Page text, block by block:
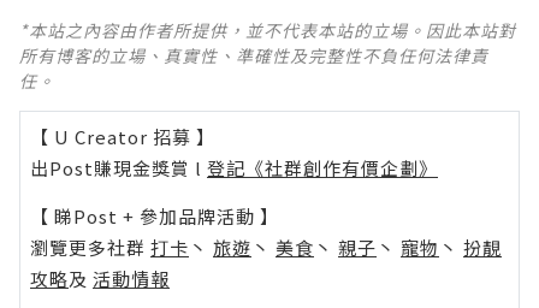
*本站之內容由作者所提供，並不代表本站的立場。因此本站對
所有博客的立場、真實性、準確性及完整性不負任何法律責
任。
【 U Creator 招募 】
出Post賺現金獎賞 l 登記《社群創作有價企劃》
【 睇Post + 參加品牌活動 】
瀏覽更多社群 打卡 丶 旅遊 丶 美食 丶 親子 丶 寵物 丶 扮靚
攻略及 活動情報